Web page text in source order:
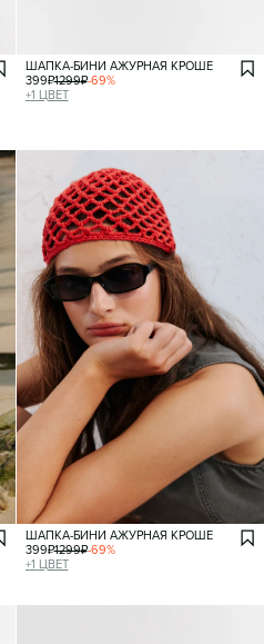
ШАПКА-БИНИ АЖУРНАЯ КРОШЕ
399₽1299₽-69%
+1 ЦВЕТ
ШАПКА-БИНИ АЖУРНАЯ КРОШЕ
399₽1299₽-69%
+1 ЦВЕТ